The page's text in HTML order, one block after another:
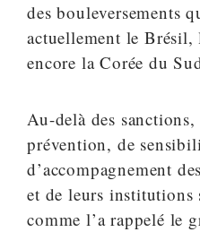
des bouleversements
actuellement le
encore la Corée du
Au-delà des sanctions,
prévention, de
d’accompagnement
et de leurs institutions
comme l’a rappelé le